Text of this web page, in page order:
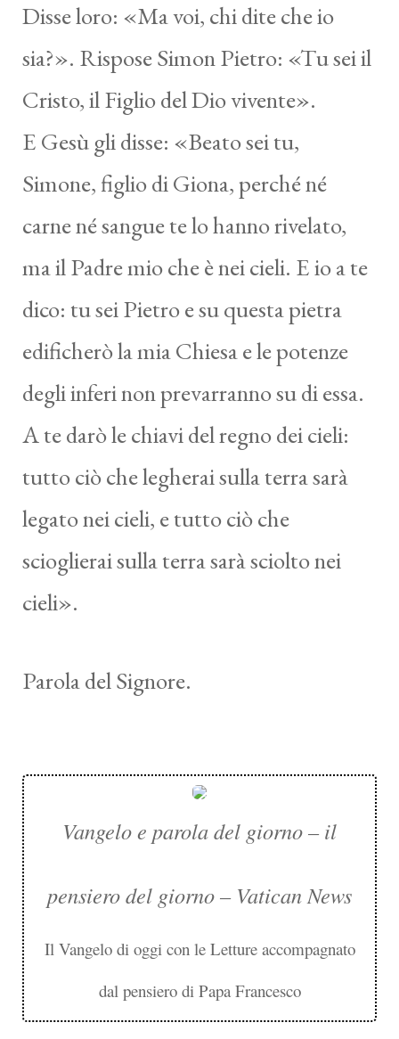
Disse loro: «Ma voi, chi dite che io
sia?». Rispose Simon Pietro: «Tu sei il
Cristo, il Figlio del Dio vivente».
E Gesù gli disse: «Beato sei tu,
Simone, figlio di Giona, perché né
carne né sangue te lo hanno rivelato,
ma il Padre mio che è nei cieli. E io a te
dico: tu sei Pietro e su questa pietra
edificherò la mia Chiesa e le potenze
degli inferi non prevarranno su di essa.
A te darò le chiavi del regno dei cieli:
tutto ciò che legherai sulla terra sarà
legato nei cieli, e tutto ciò che
scioglierai sulla terra sarà sciolto nei
cieli».
Parola del Signore.
Vangelo e parola del giorno – il
pensiero del giorno – Vatican News
Il Vangelo di oggi con le Letture accompagnato
dal pensiero di Papa Francesco